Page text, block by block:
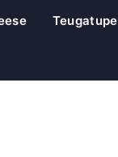
Teugatupe